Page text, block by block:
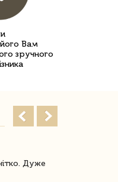
Вам
зручного
Дуже